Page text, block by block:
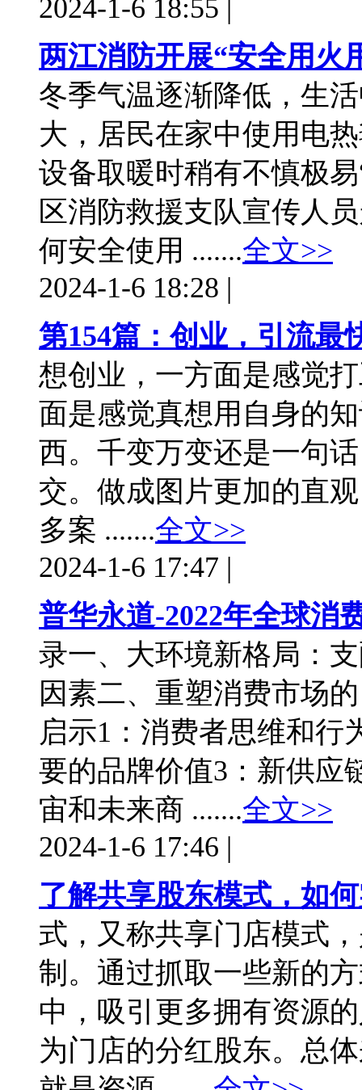
2024-1-6 18:55 |
两江消防开展“安全用火
冬季气温逐渐降低，生
大，居民在家中使用电
设备取暖时稍有不慎极
区消防救援支队宣传人
何安全使用 .......全文>>
2024-1-6 18:28 |
第154篇：创业，引流最
想创业，一方面是感觉
面是感觉真想用自身的
西。千变万变还是一句
交。做成图片更加的直
多案 .......全文>>
2024-1-6 17:47 |
普华永道-2022年全球消
录一、大环境新格局：
因素二、重塑消费市场
启示1：消费者思维和行
要的品牌价值3：新供应
宙和未来商 .......全文>>
2024-1-6 17:46 |
了解共享股东模式，如
式，又称共享门店模式
制。通过抓取一些新的
中，吸引更多拥有资源
为门店的分红股东。总